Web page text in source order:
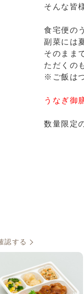
そんな皆
食宅便の
副菜には
そのまま
ただくの
※ご飯は
うなぎ御
数量限定
認する